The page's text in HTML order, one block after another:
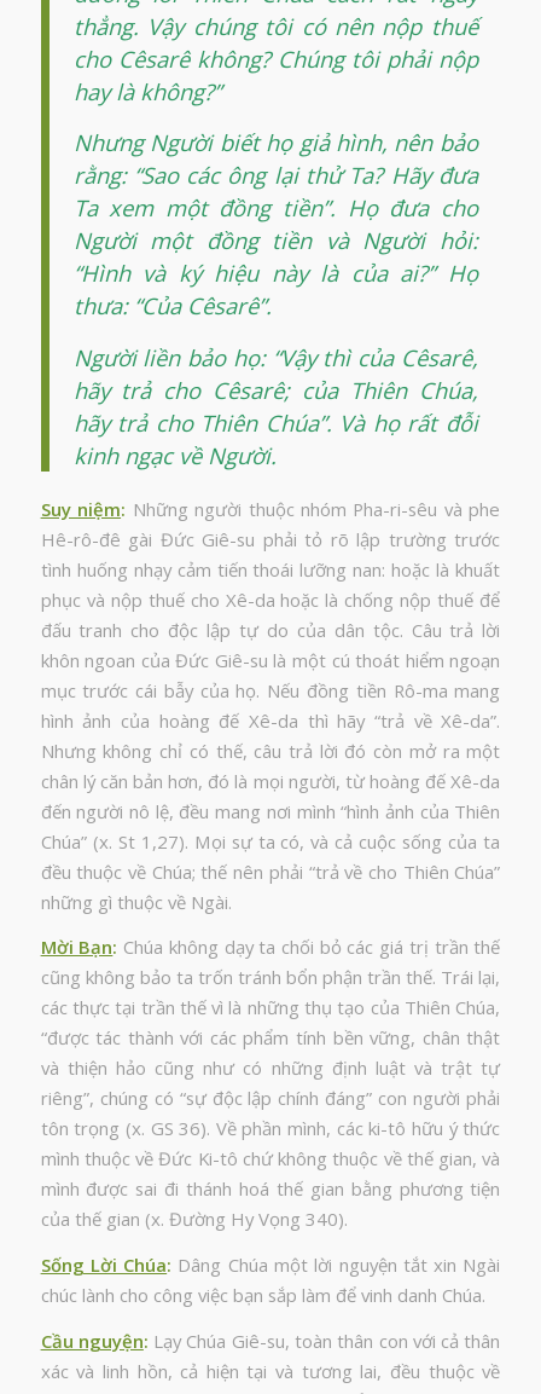
thẳng. Vậy chúng tôi có nên nộp thuế
cho Cêsarê không? Chúng tôi phải nộp
hay là không?”
Nhưng Người biết họ giả hình, nên bảo
rằng: “Sao các ông lại thử Ta? Hãy đưa
Ta xem một đồng tiền”. Họ đưa cho
Người một đồng tiền và Người hỏi:
“Hình và ký hiệu này là của ai?” Họ
thưa: “Của Cêsarê”.
Người liền bảo họ: “Vậy thì của Cêsarê,
hãy trả cho Cêsarê; của Thiên Chúa,
hãy trả cho Thiên Chúa”. Và họ rất đỗi
kinh ngạc về Người.
Suy niệm: Những người thuộc nhóm Pha-ri-sêu và phe
Hê-rô-đê gài Đức Giê-su phải tỏ rõ lập trường trước
tình huống nhạy cảm tiến thoái lưỡng nan: hoặc là khuất
phục và nộp thuế cho Xê-da hoặc là chống nộp thuế để
đấu tranh cho độc lập tự do của dân tộc. Câu trả lời
khôn ngoan của Đức Giê-su là một cú thoát hiểm ngoạn
mục trước cái bẫy của họ. Nếu đồng tiền Rô-ma mang
hình ảnh của hoàng đế Xê-da thì hãy “trả về Xê-da”.
Nhưng không chỉ có thế, câu trả lời đó còn mở ra một
chân lý căn bản hơn, đó là mọi người, từ hoàng đế Xê-da
đến người nô lệ, đều mang nơi mình “hình ảnh của Thiên
Chúa” (x. St 1,27). Mọi sự ta có, và cả cuộc sống của ta
đều thuộc về Chúa; thế nên phải “trả về cho Thiên Chúa”
những gì thuộc về Ngài.
Mời Bạn: Chúa không dạy ta chối bỏ các giá trị trần thế
cũng không bảo ta trốn tránh bổn phận trần thế. Trái lại,
các thực tại trần thế vì là những thụ tạo của Thiên Chúa,
“được tác thành với các phẩm tính bền vững, chân thật
và thiện hảo cũng như có những định luật và trật tự
riêng”, chúng có “sự độc lập chính đáng” con người phải
tôn trọng (x. GS 36). Về phần mình, các ki-tô hữu ý thức
mình thuộc về Đức Ki-tô chứ không thuộc về thế gian, và
mình được sai đi thánh hoá thế gian bằng phương tiện
của thế gian (x. Đường Hy Vọng 340).
Sống Lời Chúa: Dâng Chúa một lời nguyện tắt xin Ngài
chúc lành cho công việc bạn sắp làm để vinh danh Chúa.
Cầu nguyện: Lạy Chúa Giê-su, toàn thân con với cả thân
xác và linh hồn, cả hiện tại và tương lai, đều thuộc về